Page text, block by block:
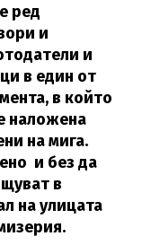
ред
и
и
в един от
в който
наложена
на мига.
и без да
в
на улицата